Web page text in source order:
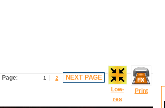
Low-
res
Print
Page: 1 2 NEXT PAGE